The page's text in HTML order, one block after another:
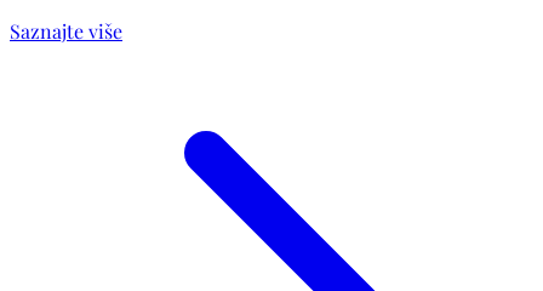
Saznajte više